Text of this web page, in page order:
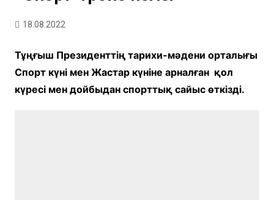
18.08.2022
Тұңғыш Президенттің тарихи-мәдени орталығы
Спорт күні мен Жастар күніне арналған қол
күресі мен дойбыдан спорттық сайыс өткізді.